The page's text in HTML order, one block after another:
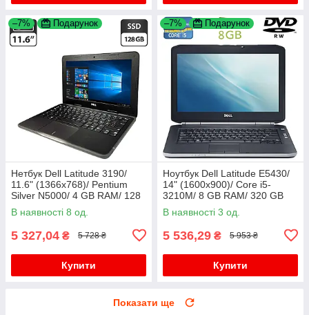
–7% Подарунок
Нетбук Dell Latitude 3190/
11.6" (1366x768)/ Pentium
Silver N5000/ 4 GB RAM/ 128
GB SSD/ UHD 605
В наявності 8 од.
5 327,04 ₴ 5 728 ₴
Купити
–7% Подарунок
Ноутбук Dell Latitude E5430/
14" (1600x900)/ Core i5-
3210M/ 8 GB RAM/ 320 GB
HDD/ HD 4000
В наявності 3 од.
5 536,29 ₴ 5 953 ₴
Купити
Показати ще